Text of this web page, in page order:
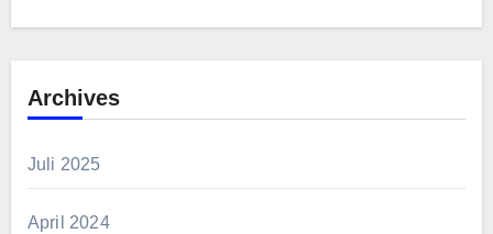
Archives
Juli 2025
April 2024